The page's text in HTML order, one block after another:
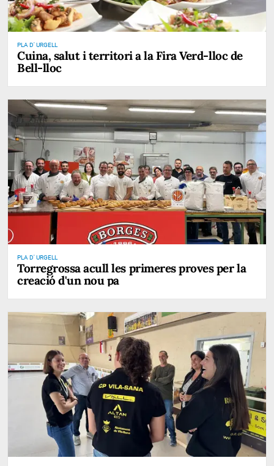
PLA D' URGELL
Cuina, salut i territori a la Fira Verd-lloc de
Bell-lloc
PLA D' URGELL
Torregrossa acull les primeres proves per la
creació d'un nou pa